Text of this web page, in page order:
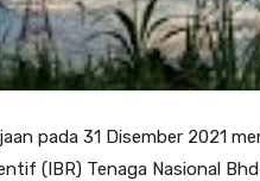
pada 31 Disember 2021
(IBR) Tenaga Nasional